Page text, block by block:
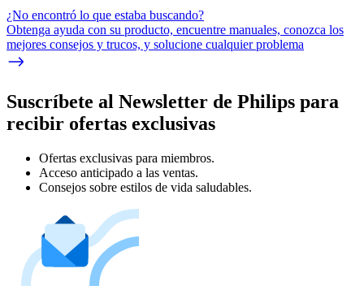
¿No encontró lo que estaba buscando?
Obtenga ayuda con su producto, encuentre manuales, conozca los
mejores consejos y trucos, y solucione cualquier problema
Suscríbete al Newsletter de Philips para
recibir ofertas exclusivas
Ofertas exclusivas para miembros.
Acceso anticipado a las ventas.
Consejos sobre estilos de vida saludables.